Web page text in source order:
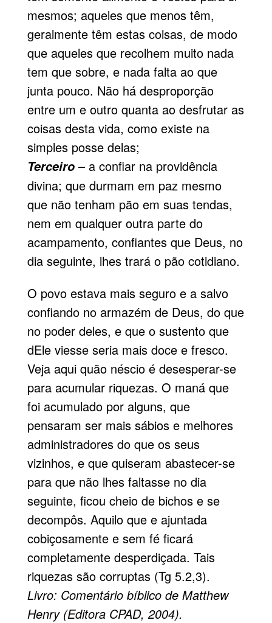
mesmos; aqueles que menos têm,
geralmente têm estas coisas, de modo
que aqueles que recolhem muito nada
tem que sobre, e nada falta ao que
junta pouco. Não há des­proporção
entre um e outro quanta ao desfrutar as
coisas desta vida, como existe na
simples posse delas;
Terceiro – a confiar na providência
divina; que durmam em paz mesmo
que não tenham pão em suas tendas,
nem em qualquer outra parte do
acampamento, confiantes que Deus, no
dia seguinte, lhes trará o pão cotidiano.
O povo estava mais seguro e a salvo
confiando no armazém de Deus, do que
no poder deles, e que o sustento que
dEle viesse seria mais doce e fresco.
Veja aqui quão néscio é desesperar-se
para acumular riquezas. O maná que
foi acumulado por alguns, que
pensaram ser mais sábios e melhores
administradores do que os seus
vizinhos, e que quiseram abastecer-se
para que não lhes faltasse no dia
seguinte, ficou cheio de bichos e se
decompôs. Aquilo que e ajuntada
cobiçosamente e sem fé ficará
completamente desperdiçada. Tais
riquezas são corruptas (Tg 5.2,3).
Livro: Comentário bíblico de Matthew
Henry (Editora CPAD, 2004).